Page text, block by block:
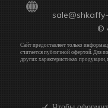
©
Сайт предоставляет только
считается публичной офертой. Для
других характеристиках продукции,